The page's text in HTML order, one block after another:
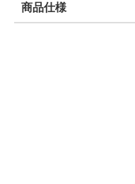
商品仕様